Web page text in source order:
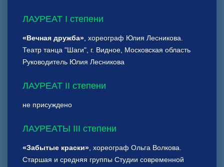
ЛАУРЕАТ I степени
«Вечная дружба» , хореограф Юлия Лесникова.
Театр танца "Шаги", г. Видное, Московская область
Руководитель Юлия Лесникова
ЛАУРЕАТ II степени
не присуждено
ЛАУРЕАТЫ III степени
«Забытые краски» , хореограф Ольга Волкова.
Старшая и средняя группы Студии современной